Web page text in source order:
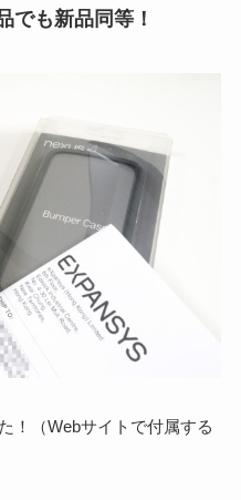
でも新品同等！
！（Webサイトで付属する